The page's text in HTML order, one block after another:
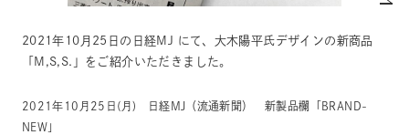
2021年10月25日の日経MJ にて、大木陽平氏デザインの新商品
「M,S,S.」をご紹介いただきました。
2021年10月25日(月) 日経MJ（流通新聞） 新製品欄「BRAND-
NEW」